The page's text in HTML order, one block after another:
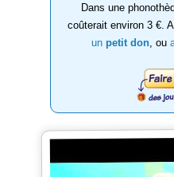
Dans une
coûterait environ 3 €.
un petit don , ou